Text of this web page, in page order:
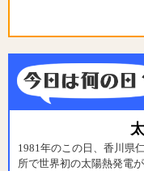
1981年のこの日、香川県
所で世界初の太陽熱発電